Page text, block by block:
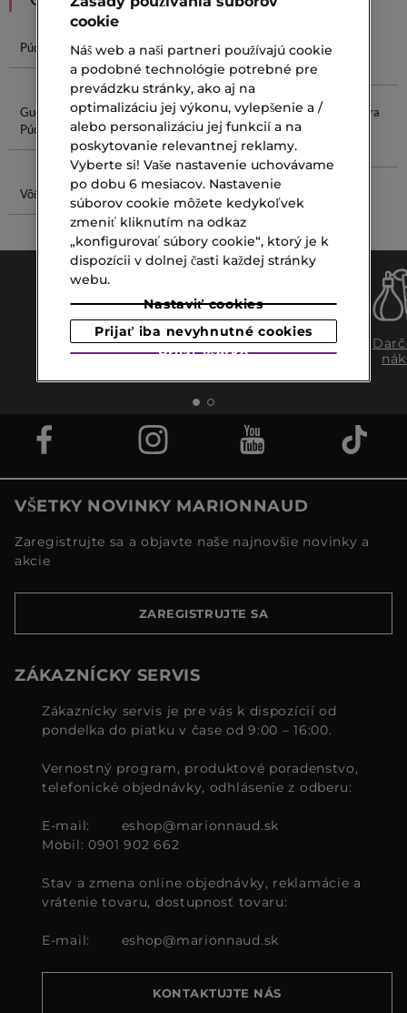
Púder Na Tvár
Minerálny
Make-Up
Sypký Púder
Zmatňujúci
Púder
Guerlain
Púder
Bronzer Sun
Parfum Pre
Ženy
Clarins Extra
Vôňa Guess
Maska
Doprava
zadarmo
Expresný
osobný
VŠETKY NOVINKY MARIONNAUD
Zaregistrujte sa a objavte naše najnovšie novinky a
akcie
ZAREGISTRUJTE SA
ZÁKAZNÍCKY SERVIS
Zákaznícky servis je pre vás k dispozícií od
pondelka do piatku v čase od 9:00 – 16:00.
Vernostný program, produktové poradenstvo,
telefonické objednávky, odhlásenie z odberu:
E-mail:
eshop@marionnaud.sk
Mobil: 0901 902 662
Stav a zmena online objednávky, reklamácie a
vrátenie tovaru, dostupnosť tovaru:
E-mail: eshop@marionnaud.sk
KONTAKTUJTE NÁS
cookie
Náš web a naši partneri používajú cookie
a podobné technológie potrebné pre
prevádzku stránky, ako aj na
optimalizáciu jej výkonu, vylepšenie a /
alebo personalizáciu jej funkcií a na
poskytovanie relevantnej reklamy.
Vyberte si! Vaše nastavenie uchovávame
po dobu 6 mesiacov. Nastavenie
súborov cookie môžete kedykoľvek
zmeniť kliknutím na odkaz
„konfigurovať súbory cookie“, ktorý je k
dispozícii v dolnej časti každej stránky
webu.
Nastaviť cookies
Prijať iba nevyhnutné cookies
Prijať všetko